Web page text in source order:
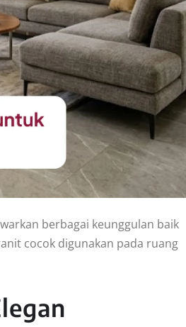
berbagai keunggulan baik
cocok digunakan pada ruang